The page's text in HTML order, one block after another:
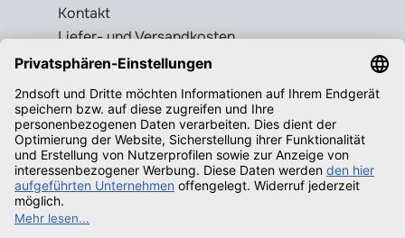
Kontakt
Liefer- und Versandkosten
Rückgabebedingungen
Wissenswertes
Legale Gebrauchtsoftware erkennen
Produktschlüssel = Lizenz?
Microsoft Office legal erwerben
Qualifizierende Betriebssysteme f.